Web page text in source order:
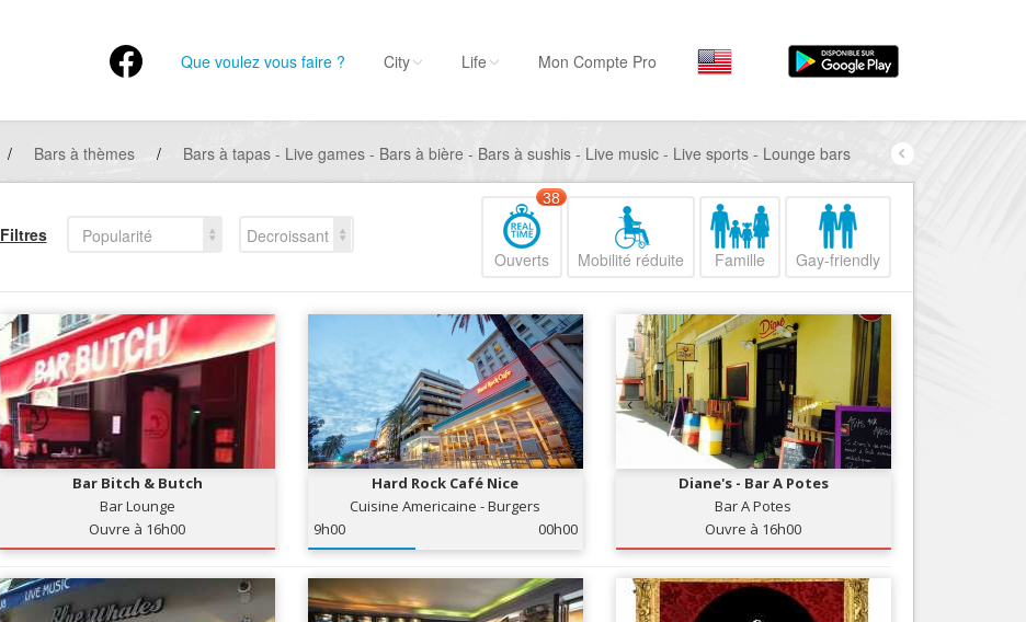
Que voulez vous faire ?
Par activité
Hôtels, ...
Visiter
Sortir
Restaurants, ...
Commerces
Mode, ...
Loisirs
Plages, sports, ...
Services
Tourisme, ...
Par quartiers
Nice Promenade du
Nice le Port
Nice le Vieux Nice
Nice le Coeur de Ville
Nice les Collines Niçoises
Nice le petit Marais Niçois
Nice la plaine du Var
Nice Aéroport
City Life Mon Compte Pro
/ Bars à thèmes / Bars à tapas - Live games - Bars à bière - Bars à sushis - Live music - Live sports - Lounge bars
Filtres Popularité
Decroissant
Ouverts
38
Mobilité réduite Famille Gay-friendly
Bar Bitch & Butch
Bar Lounge
Ouvre à 16h00
Hard Rock Café Nice
Cuisine Americaine - Burgers
9h00
00h00
Diane's - Bar A Potes
Bar A Potes
Ouvre à 16h00